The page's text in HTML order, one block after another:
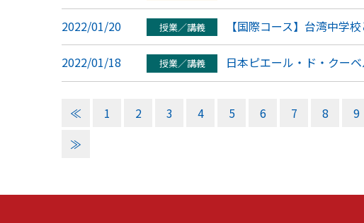
2022/01/20 授業／講義 【国際コース】台湾中学
2022/01/18 授業／講義 日本ピエール・ド・クー
≪ 1 2 3 4 5 6 7 8 9
≫